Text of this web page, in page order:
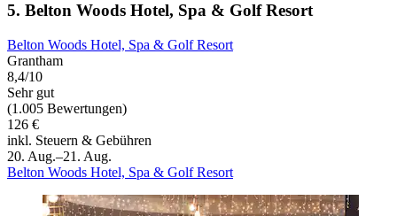
5. Belton Woods Hotel, Spa & Golf Resort
Belton Woods Hotel, Spa & Golf Resort
Grantham
8,4/10
Sehr gut
(1.005 Bewertungen)
126 €
inkl. Steuern & Gebühren
20. Aug.–21. Aug.
Belton Woods Hotel, Spa & Golf Resort